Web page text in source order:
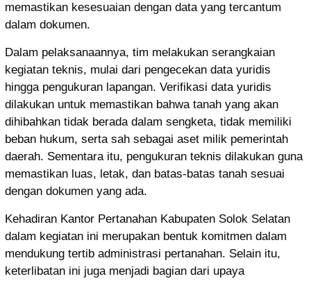
memastikan kesesuaian dengan data yang tercantum
dalam dokumen.
Dalam pelaksanaannya, tim melakukan serangkaian
kegiatan teknis, mulai dari pengecekan data yuridis
hingga pengukuran lapangan. Verifikasi data yuridis
dilakukan untuk memastikan bahwa tanah yang akan
dihibahkan tidak berada dalam sengketa, tidak memiliki
beban hukum, serta sah sebagai aset milik pemerintah
daerah. Sementara itu, pengukuran teknis dilakukan guna
memastikan luas, letak, dan batas-batas tanah sesuai
dengan dokumen yang ada.
Kehadiran Kantor Pertanahan Kabupaten Solok Selatan
dalam kegiatan ini merupakan bentuk komitmen dalam
mendukung tertib administrasi pertanahan. Selain itu,
keterlibatan ini juga menjadi bagian dari upaya